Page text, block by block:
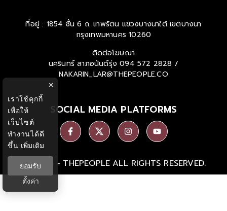
ที่อยู่ : 1854 ชั้น 6 ถ. เทพรัตน แขวงบางนาใต้ เขตบางนา
กรุงเทพมหานคร 10260
ติดต่อโฆษณา
นครินทร์ ลาภอนันด์รุ่ง 094 572 2828 /
NAKARIN_LAR@THEPEOPLE.CO
SOCIAL MEDIA PLATFORMS
Ⓒ 2026 - THEPEOPLE ALL RIGHTS RESERVED.
×
เราใช้คุกกี้
เพื่อให้
เว็บไซต์
ทำงานได้ดี
ขึ้น เพิ่มเติม
ยอมรับ
ตั้งค่า